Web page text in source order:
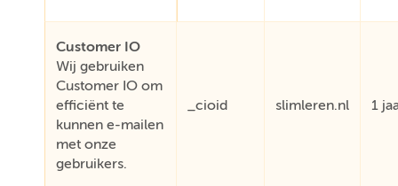
Customer IO
Wij gebruiken
Customer IO om
efficiënt te
kunnen e-mailen
met onze
gebruikers.
_cioid slimleren.nl 1